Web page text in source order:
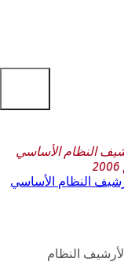
النظام الأساسي
النظام الأساسي
النظام